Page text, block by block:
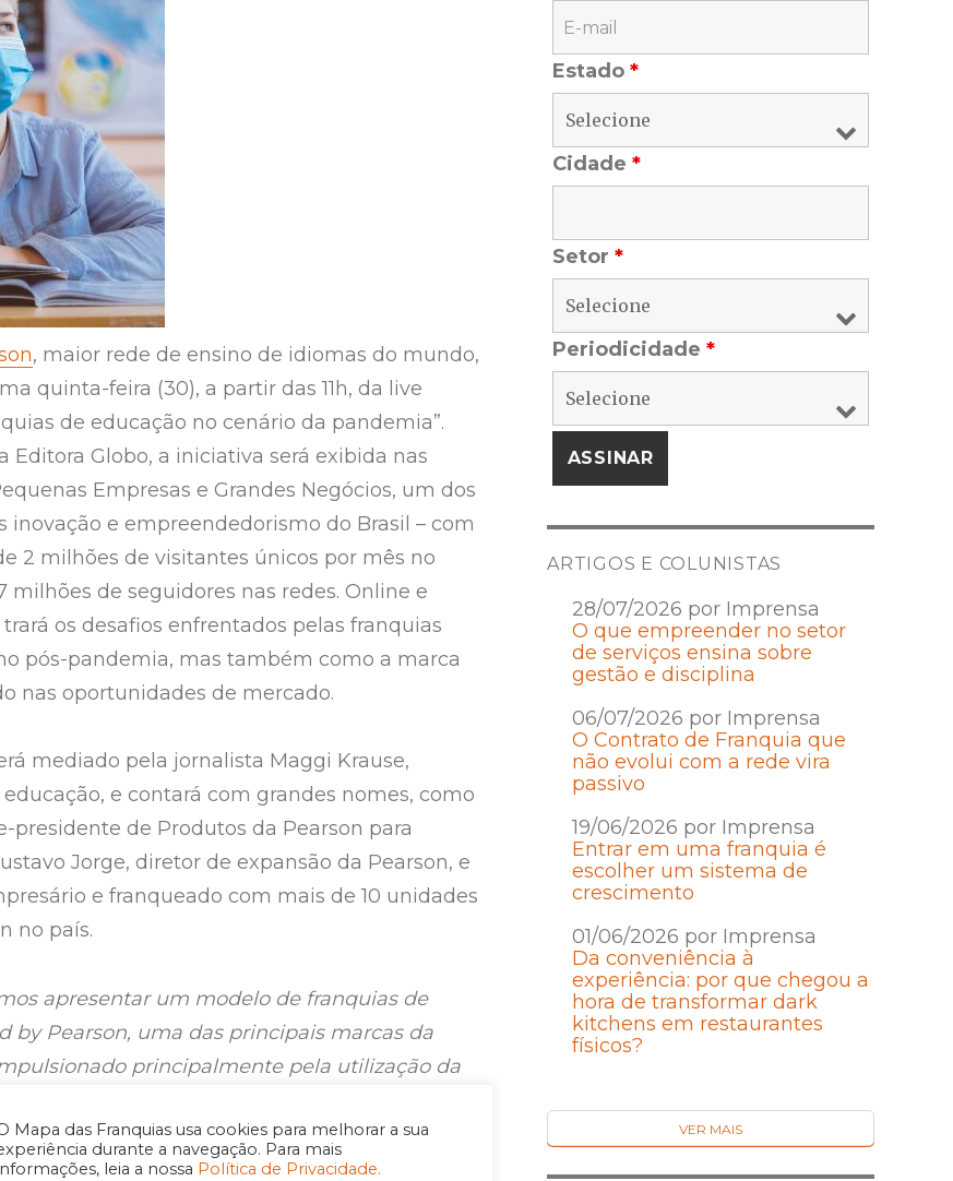
Mapa das Franquias usa cookies para melhorar a sua
durante a navegação. Para mais
leia a nossa Política de Privacidade.
, maior rede de ensino de idiomas do mundo,
quinta-feira (30), a partir das 11h, da live
de educação no cenário da pandemia”.
Editora Globo, a iniciativa será exibida nas
Empresas e Grandes Negócios, um dos
inovação e empreendedorismo do Brasil – com
2 milhões de visitantes únicos por mês no
milhões de seguidores nas redes. Online e
os desafios enfrentados pelas franquias
pós-pandemia, mas também como a marca
nas oportunidades de mercado.
mediado pela jornalista Maggi Krause,
e contará com grandes nomes, como
presidente de Produtos da Pearson para
Jorge, diretor de expansão da Pearson, e
e franqueado com mais de 10 unidades
no país.
apresentar um modelo de franquias de
by Pearson, uma das principais marcas da
principalmente pela utilização da
não somente ampliou nosso portfólio,
expressivos para os franqueados”, explica
Jorge, Diretor de Expansão da Wizard by
Estado *
Cidade *
Setor *
Periodicidade *
ARTIGOS E COLUNISTAS
28/07/2026 por Imprensa
O que empreender no setor
de serviços ensina sobre
gestão e disciplina
06/07/2026 por Imprensa
O Contrato de Franquia que
não evolui com a rede vira
passivo
19/06/2026 por Imprensa
Entrar em uma franquia é
escolher um sistema de
crescimento
01/06/2026 por Imprensa
Da conveniência à
experiência: por que chegou a
hora de transformar dark
kitchens em restaurantes
físicos?
VER MAIS